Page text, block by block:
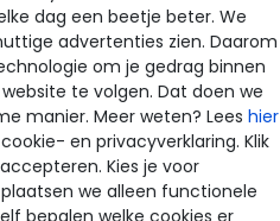
dag een beetje beter. We
advertenties zien. Daarom
om je gedrag binnen
te volgen. Dat doen we
manier. Meer weten? Lees hier
en privacyverklaring. Klik
Kies je voor
we alleen functionele
bepalen welke cookies er